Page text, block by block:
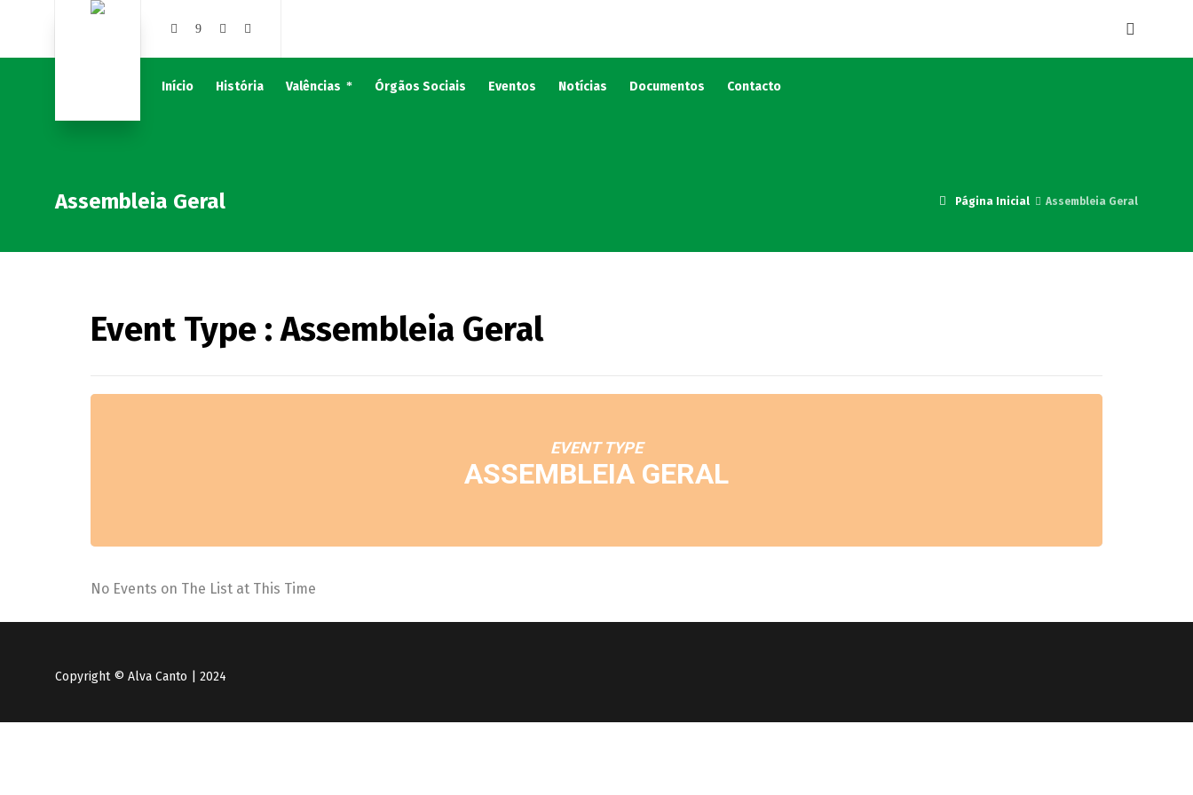
Início História Valências Órgãos Sociais Eventos Notícias Documentos Contacto
Assembleia Geral Página Inicial Assembleia Geral
Event Type : Assembleia Geral
EVENT TYPE
ASSEMBLEIA GERAL
No Events on The List at This Time
Copyright © Alva Canto | 2024